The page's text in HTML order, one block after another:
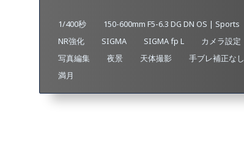
1/400秒 150-600mm F5-6.3 DG DN OS | Sports
NR強化
SIGMA SIGMA fp L カメラ設定
写真編集
夜景 天体撮影 手ブレ補正なし
満月